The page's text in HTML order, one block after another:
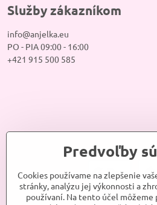
Služby zákazníkom
info@anjelka.eu
PO - PIA 09:00 - 16:00
+421 915 500 585
Predvoľby
Cookies používame na zlepšenie
stránky, analýzu jej výkonnosti a
používaní. Na tento účel môžeme